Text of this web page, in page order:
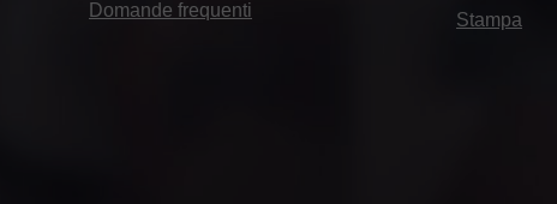
Domande frequenti
Stampa